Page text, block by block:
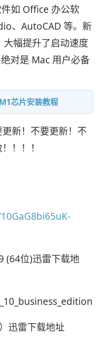
如 Office 办公软
、AutoCAD 等。新
幅提升了启动速度
对是 Mac 用户必备
芯片安装教程
新！不要更新！不
！！！
位)迅雷下载地
迅雷下载地址